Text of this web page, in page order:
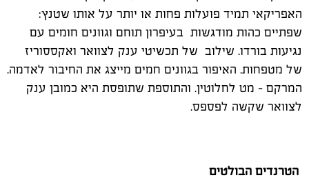
האפריקאי תמיד פועלות פחות או יותר על אותו שטנץ:
שפתיים כהות מודגשות בעיפרון תוחם וגוונים חומים עם
נגיעות בורדו. שילוב של תכשיטי ענק לצוואר ואקססוריז
של מטפחות. האיפור בגוונים חמים מייצג את החיבור לאדמה.
המרקם - מט לחלוטין. והתוספת שתופסת היא כמובן ענק
לצוואר שקשה לפספס.
הטרנדים הבולטים